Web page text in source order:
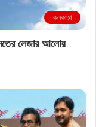
কলকাতা
লেজার আলোয়